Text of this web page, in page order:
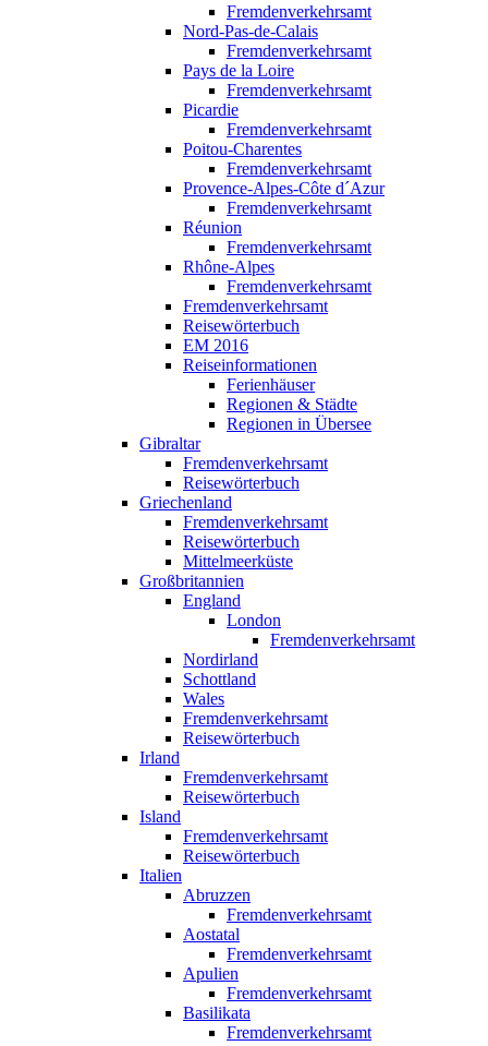
Fremdenverkehrsamt
Nord-Pas-de-Calais
Fremdenverkehrsamt
Pays de la Loire
Fremdenverkehrsamt
Picardie
Fremdenverkehrsamt
Poitou-Charentes
Fremdenverkehrsamt
Provence-Alpes-Côte d´Azur
Fremdenverkehrsamt
Réunion
Fremdenverkehrsamt
Rhône-Alpes
Fremdenverkehrsamt
Fremdenverkehrsamt
Reisewörterbuch
EM 2016
Reiseinformationen
Ferienhäuser
Regionen & Städte
Regionen in Übersee
Gibraltar
Fremdenverkehrsamt
Reisewörterbuch
Griechenland
Fremdenverkehrsamt
Reisewörterbuch
Mittelmeerküste
Großbritannien
England
London
Fremdenverkehrsamt
Nordirland
Schottland
Wales
Fremdenverkehrsamt
Reisewörterbuch
Irland
Fremdenverkehrsamt
Reisewörterbuch
Island
Fremdenverkehrsamt
Reisewörterbuch
Italien
Abruzzen
Fremdenverkehrsamt
Aostatal
Fremdenverkehrsamt
Apulien
Fremdenverkehrsamt
Basilikata
Fremdenverkehrsamt